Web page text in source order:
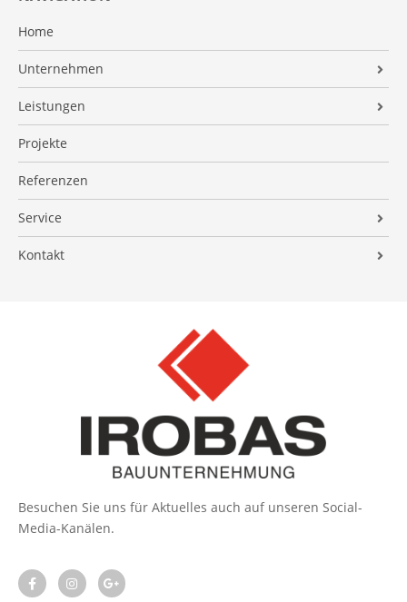
Home
Unternehmen
Über uns
Kooperationspartner
Leistungen
Schlüsselfertiges Bauen
Projektierung
Maurer- und Stahlbetonbau
Verblendklinker
Projekte
Referenzen
Service
Download
Kontakt
Besuchen Sie uns für Aktuelles auch auf unseren Social-
Media-Kanälen.